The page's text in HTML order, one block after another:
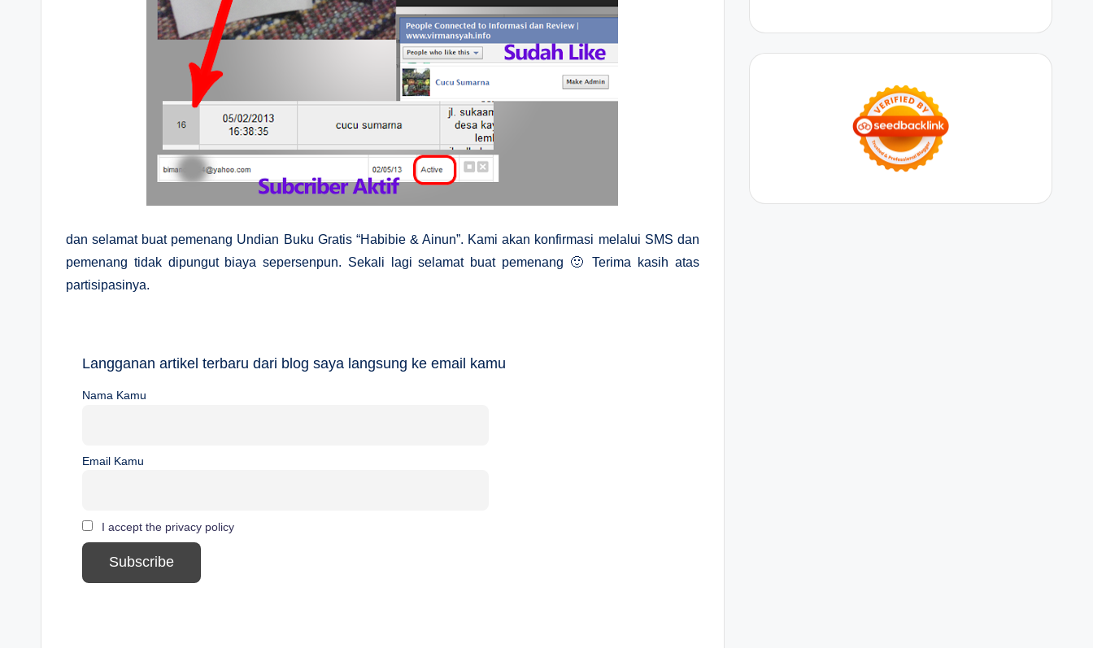
dan selamat buat pemenang Undian Buku Gratis “Habibie & Ainun”. Kami akan konfirmasi melalui SMS dan
pemenang tidak dipungut biaya sepersenpun. Sekali lagi selamat buat pemenang 🙂 Terima kasih atas
partisipasinya.
Langganan artikel terbaru dari blog saya langsung ke email kamu
Nama Kamu
Email Kamu
I accept the privacy policy